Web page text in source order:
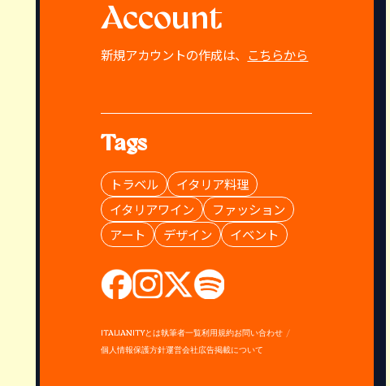
Account
新規アカウントの作成は、 こちらから
Tags
トラベル
イタリア料理
イタリアワイン
ファッション
アート
デザイン イベント
ITALIANITYとは執筆者一覧利用規約お問い合わせ
個人情報保護方針運営会社広告掲載について